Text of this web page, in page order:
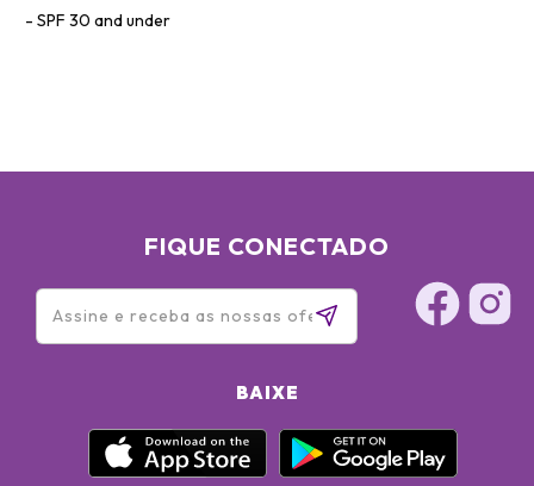
SPF 30 and under
FIQUE CONECTADO
BAIXE